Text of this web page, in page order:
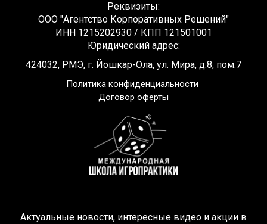
Реквизиты:
ООО "Агентство Корпоративных Решений"
ИНН 1215202930 / КПП 121501001
Юридический адрес:
424032, РМЭ, г. Йошкар-Ола, ул. Мира, д.8, пом.7
Политика конфиденциальности
Договор оферты
Актуальные новости, интересные видео и акции в